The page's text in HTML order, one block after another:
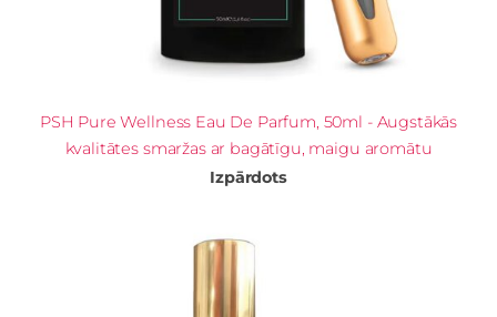
PSH Pure Wellness Eau De Parfum, 50ml - Augstākās
kvalitātes smaržas ar bagātīgu, maigu aromātu
Izpārdots